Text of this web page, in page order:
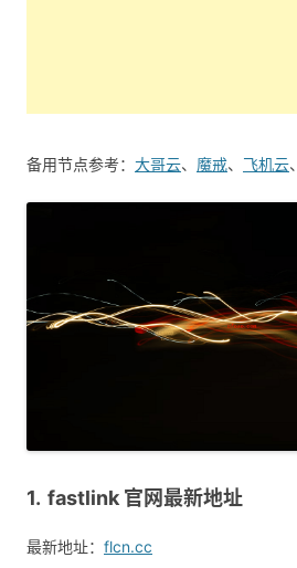
备用节点参考： 大哥云、 魔戒、 飞机云、
fastlink 官网最新地址
最新地址： flcn.cc